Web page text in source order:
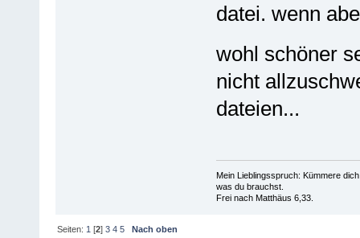
datei. wenn
wohl schöner
nicht
dateien...
Mein Lieblingsspruch: Kümmere
was du brauchst.
Frei nach Matthäus 6,33.
Seiten: 1 [2]3 4 5 Nach oben